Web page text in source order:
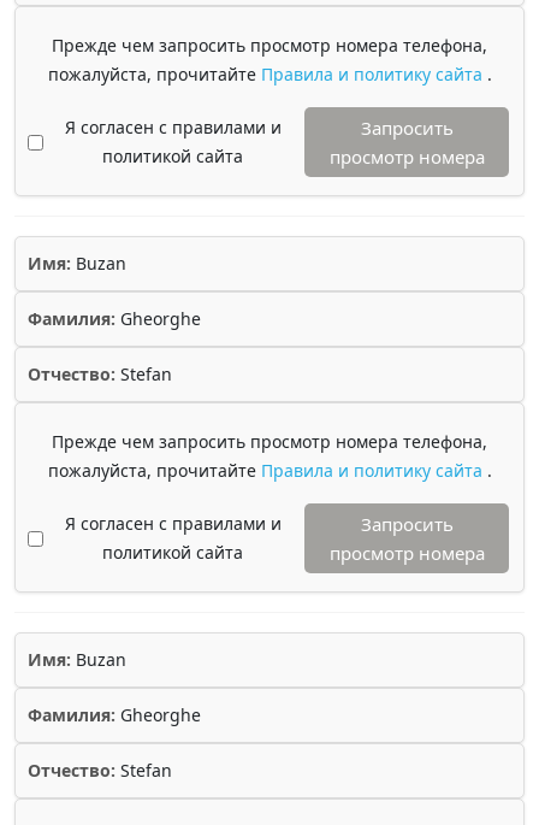
Прежде чем запросить просмотр номера телефона,
пожалуйста, прочитайте Правила и политику сайта .
Я согласен с правилами и
политикой сайта
Запросить
просмотр номера
Имя: Buzan
Фамилия: Gheorghe
Отчество: Stefan
Прежде чем запросить просмотр номера телефона,
пожалуйста, прочитайте Правила и политику сайта .
Я согласен с правилами и
политикой сайта
Запросить
просмотр номера
Имя: Buzan
Фамилия: Gheorghe
Отчество: Stefan